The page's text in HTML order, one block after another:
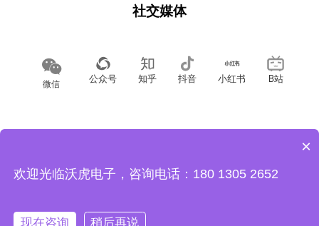
社交媒体
微信 公众号 知乎 抖音 小红书 B站
×
欢迎光临沃虎电子，咨询电话：180 1305 2652
现在咨询 稍后再说